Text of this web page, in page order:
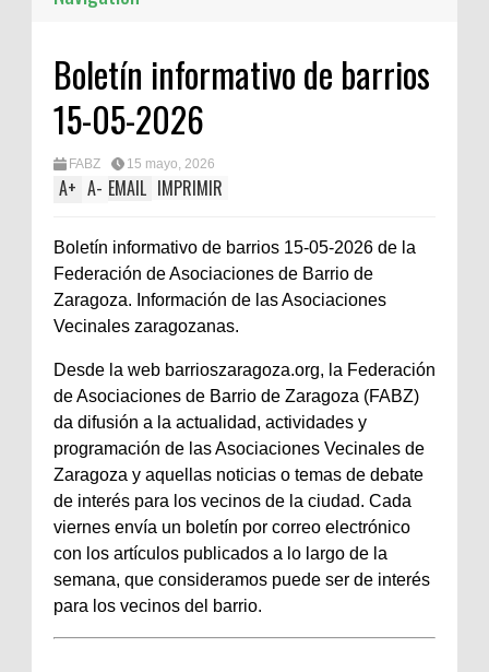
Boletín informativo de barrios
15-05-2026
FABZ 15 mayo, 2026
A+ A- EMAIL IMPRIMIR
Boletín informativo de barrios 15-05-2026 de la
Federación de Asociaciones de Barrio de
Zaragoza. Información de las Asociaciones
Vecinales zaragozanas.
Desde la web barrioszaragoza.org, la Federación
de Asociaciones de Barrio de Zaragoza (FABZ)
da difusión a la actualidad, actividades y
programación de las Asociaciones Vecinales de
Zaragoza y aquellas noticias o temas de debate
de interés para los vecinos de la ciudad. Cada
viernes envía un boletín por correo electrónico
con los artículos publicados a lo largo de la
semana, que consideramos puede ser de interés
para los vecinos del barrio.